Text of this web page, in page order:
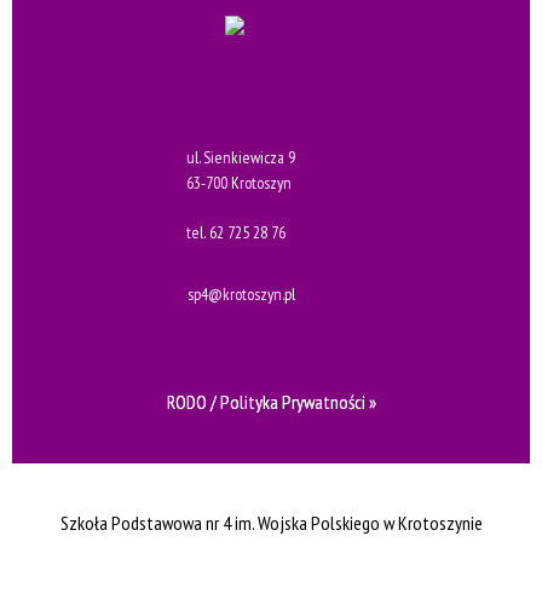
ul. Sienkiewicza 9
63-700 Krotoszyn
tel. 62 725 28 76
sp4@krotoszyn.pl
RODO / Polityka Prywatności »
Szkoła Podstawowa nr 4 im. Wojska Polskiego w Krotoszynie